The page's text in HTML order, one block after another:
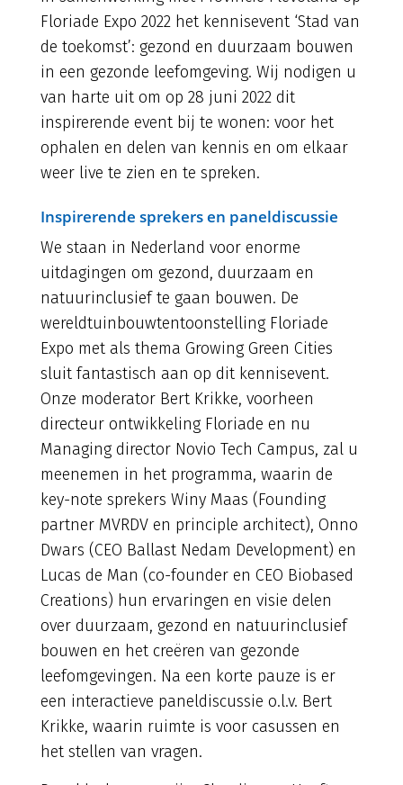
Floriade Expo 2022 het kennisevent ‘Stad van
de toekomst’: gezond en duurzaam bouwen
in een gezonde leefomgeving. Wij nodigen u
van harte uit om op 28 juni 2022 dit
inspirerende event bij te wonen: voor het
ophalen en delen van kennis en om elkaar
weer live te zien en te spreken.
Inspirerende sprekers en paneldiscussie
We staan in Nederland voor enorme
uitdagingen om gezond, duurzaam en
natuurinclusief te gaan bouwen. De
wereldtuinbouwtentoonstelling Floriade
Expo met als thema Growing Green Cities
sluit fantastisch aan op dit kennisevent.
Onze moderator Bert Krikke, voorheen
directeur ontwikkeling Floriade en nu
Managing director Novio Tech Campus, zal u
meenemen in het programma, waarin de
key-note sprekers Winy Maas (Founding
partner MVRDV en principle architect), Onno
Dwars (CEO Ballast Nedam Development) en
Lucas de Man (co-founder en CEO Biobased
Creations) hun ervaringen en visie delen
over duurzaam, gezond en natuurinclusief
bouwen en het creëren van gezonde
leefomgevingen. Na een korte pauze is er
een interactieve paneldiscussie o.l.v. Bert
Krikke, waarin ruimte is voor casussen en
het stellen van vragen.